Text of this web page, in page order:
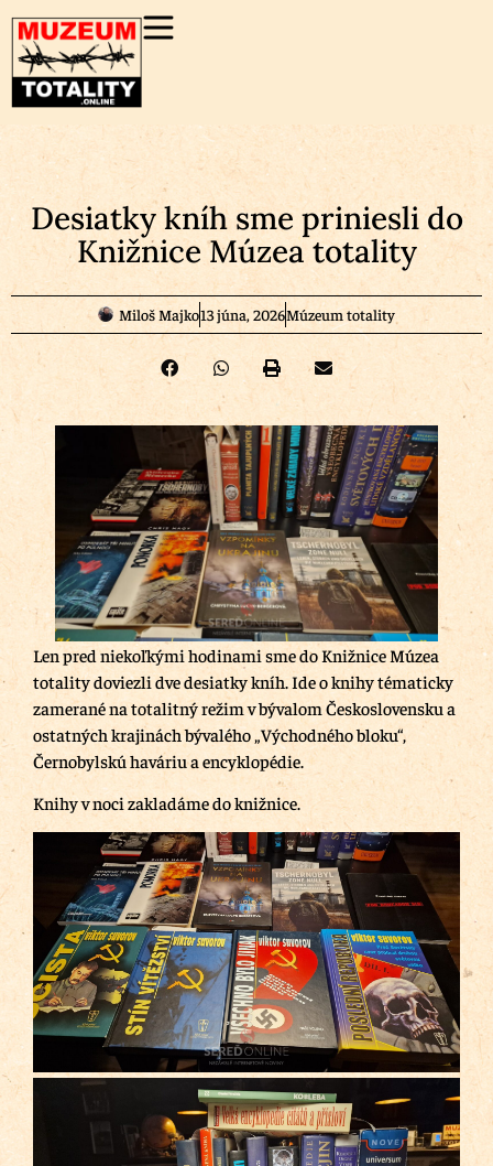
Desiatky kníh sme priniesli do
Knižnice Múzea totality
Miloš Majko13 júna, 2026Múzeum totality
Len pred niekoľkými hodinami sme do Knižnice Múzea
totality doviezli dve desiatky kníh. Ide o knihy tématicky
zamerané na totalitný režim v bývalom Československu a
ostatných krajinách bývalého „Východného bloku“,
Černobylskú haváriu a encyklopédie.
Knihy v noci zakladáme do knižnice.